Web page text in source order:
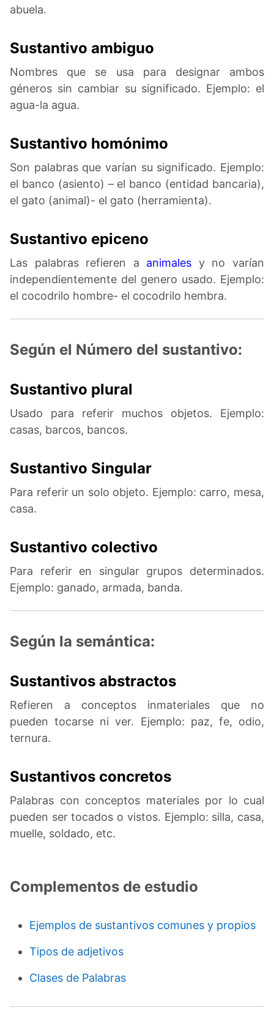
abuela.
Sustantivo ambiguo
Nombres que se usa para designar ambos
géneros sin cambiar su significado. Ejemplo: el
agua-la agua.
Sustantivo homónimo
Son palabras que varían su significado. Ejemplo:
el banco (asiento) – el banco (entidad bancaria),
el gato (animal)- el gato (herramienta).
Sustantivo epiceno
Las palabras refieren a animales y no varían
independientemente del genero usado. Ejemplo:
el cocodrilo hombre- el cocodrilo hembra.
Según el Número del sustantivo:
Sustantivo plural
Usado para referir muchos objetos. Ejemplo:
casas, barcos, bancos.
Sustantivo Singular
Para referir un solo objeto. Ejemplo: carro, mesa,
casa.
Sustantivo colectivo
Para referir en singular grupos determinados.
Ejemplo: ganado, armada, banda.
Según la semántica:
Sustantivos abstractos
Refieren a conceptos inmateriales que no
pueden tocarse ni ver. Ejemplo: paz, fe, odio,
ternura.
Sustantivos concretos
Palabras con conceptos materiales por lo cual
pueden ser tocados o vistos. Ejemplo: silla, casa,
muelle, soldado, etc.
Complementos de estudio
Ejemplos de sustantivos comunes y propios
Tipos de adjetivos
Clases de Palabras